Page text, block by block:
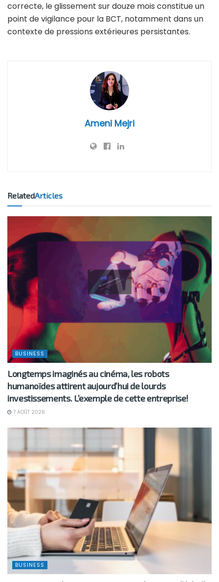
correcte, le glissement sur douze mois constitue un
point de vigilance pour la BCT, notamment dans un
contexte de pressions extérieures persistantes.
Ameni Mejri
RelatedArticles
BUSINESS
Longtemps imaginés au cinéma, les robots
humanoïdes attirent aujourd’hui de lourds
investissements. L’exemple de cette entreprise!
7 AOÛT 2026
BUSINESS